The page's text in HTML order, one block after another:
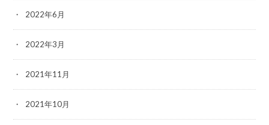
2022年6月
2022年3月
2021年11月
2021年10月